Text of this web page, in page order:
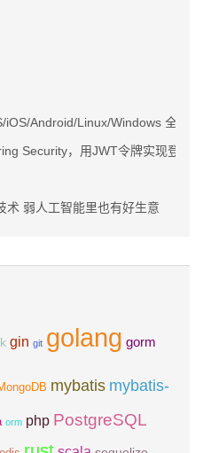
iOS/Android/Linux/Windows 全平
Security，用JWT令牌实现登录
术 弱人工智能里也有好生意
gin git golang gorm
mybatis mybatis-
orm php PostgreSQL